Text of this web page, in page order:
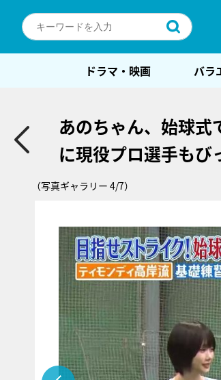
ドラマ・映画 バラ
あのちゃん、始球
に現役プロ選手もび
（写真ギャラリー 4/7）